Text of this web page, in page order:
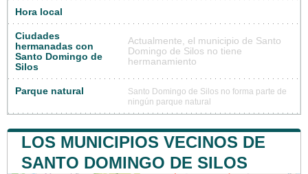
Hora local
Ciudades
hermanadas con
Santo Domingo de
Silos
Actualmente, el municipio de Santo
Domingo de Silos no tiene
hermanamiento
Parque natural
Santo Domingo de Silos no forma parte de
ningún parque natural
LOS MUNICIPIOS VECINOS DE
SANTO DOMINGO DE SILOS